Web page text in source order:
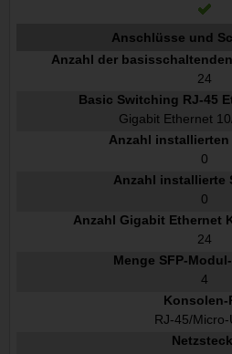
Anschlüsse und
Anzahl der
24
Basic Switching RJ-45
Gigabit Ethernet
Anzahl installierten
0
Anzahl installierte
0
Anzahl Gigabit Ethernet
24
Menge SFP-
4
Konsolen-
RJ-45/Micro-